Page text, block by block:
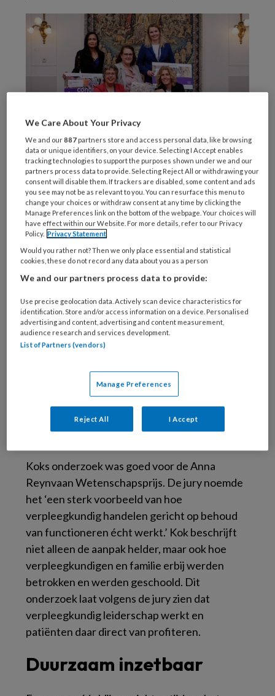
De winnaars van een Anna Reynvaan-prijs. Vlnr: Yuni Kiki Handini, Sivera
Berben, Lilian Vloet, Selma Kok en Marieke Oosterhuis. Sarah Detaille
ontbreekt op de foto.
Patiënten lagen gemiddeld 3,3 dagen minder in
het ziekenhuis als zorg en ondersteuning
werden afgestemd op hun functionele
behoeften en wensen. Ook konden ze vaker
terug naar huis in plaats van naar een
zorginstelling. Dat is gebleken uit onderzoek
van Selma Kok. Bij bijna 900 patiënten,
verspreid over vier afdelingen en twee
ziekenhuizen, ging zij na of functiegerichte
zorg helpt bij geriatrische en neurologische
patiënten die acuut worden opgenomen. Bij
functiegerichte zorg lig de nadruk op wat
iemand wél kan.
Koks onderzoek was goed voor de Anna
Reynvaan Wetenschapsprijs. De jury noemde
het ‘een sterk voorbeeld van hoe
verpleegkundig handelen gericht op behoud
van functioneren écht werkt.’ Kok beschrijft
niet alleen de aanpak helder, maar ook hoe
verpleegkundigen en familie erbij werden
betrokken en werden geschoold. Dit
onderzoek laat volgens de jury zien dat
verpleegkundig leiderschap werkt en
patiënten daar direct van profiteren.
Duurzaam inzetbaar
We Care About Your Privacy
We and our887 partners store and access personal data, like browsing
data or unique identifiers, on your device. Selecting I Accept enables
tracking technologies to support the purposes shown under we and our
partners process data to provide. Selecting Reject All or withdrawing your
consent will disable them. If trackers are disabled, some content and ads
you see may not be as relevant to you. You can resurface this menu to
change your choices or withdraw consent at any time by clicking the
Manage Preferences link on the bottom of the webpage. Your choices will
have effect within our Website. For more details, refer to our Privacy
Policy. Privacy Statement
Would you rather not? Then we only place essential and statistical
cookies, these do not record any data about you as a person
We and our partners process data to provide:
Use precise geolocation data. Actively scan device characteristics for
identification. Store and/or access information on a device. Personalised
advertising and content, advertising and content measurement,
audience research and services development.
List of Partners (vendors)
Manage Preferences
Reject All I Accept